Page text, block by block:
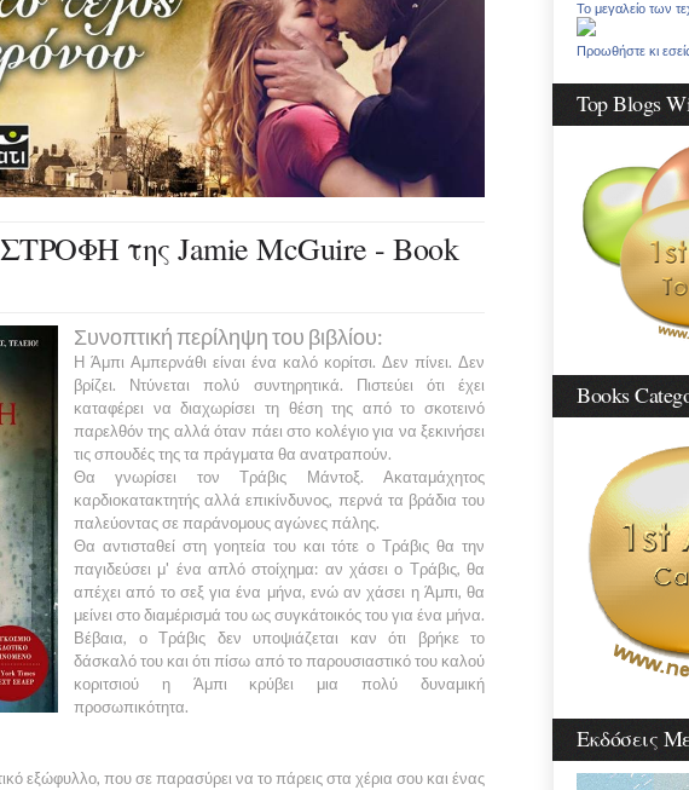
της Jamie McGuire - Book
Συνοπτική περίληψη του βιβλίου:
Η Άμπι Αμπερνάθι είναι ένα καλό κορίτσι. Δεν πίνει. Δεν
βρίζει. Ντύνεται πολύ συντηρητικά. Πιστεύει ότι έχει
καταφέρει να διαχωρίσει τη θέση της από το σκοτεινό
παρελθόν της αλλά όταν πάει στο κολέγιο για να ξεκινήσει
τις σπουδές της τα πράγματα θα ανατραπούν.
Θα γνωρίσει τονΤράβις Μάντοξ. Ακαταμάχητος
καρδιοκατακτητής αλλά επικίνδυνος, περνά τα βράδια του
παλεύοντας σε παράνομους αγώνες πάλης.
Θα αντισταθεί στη γοητεία του και τότε οΤράβις θα την
παγιδεύσει μ' ένα απλό στοίχημα: αν χάσει ο Τράβις, θα
απέχει από το σεξ για ένα μήνα, ενώ αν χάσει η Άμπι, θα
μείνει στο διαμέρισμά του ως συγκάτοικός του για ένα μήνα.
Βέβαια, ο Τράβις δεν υποψιάζεται καν ότι βρήκε το
δάσκαλό του και ότι πίσω από το παρουσιαστικό του καλού
κοριτσιού η Άμπι κρύβει μια πολύ δυναμική
προσωπικότητα.
εξώφυλλο, που σε παρασύρει να το πάρεις στα χέρια σου και ένας
Το μεγαλείο των
Προωθήστε κι
Top Blogs
Books
Εκδόσεις